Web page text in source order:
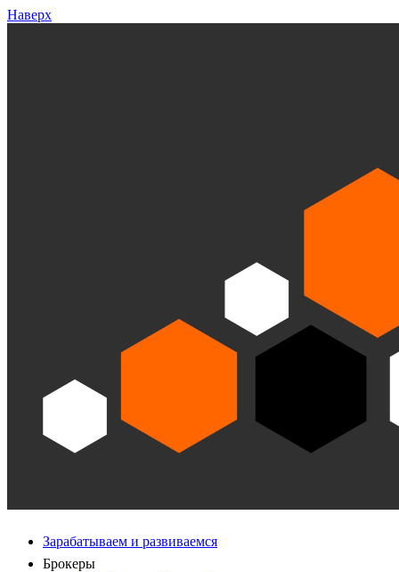
Наверх
Зарабатываем и развиваемся
Брокеры